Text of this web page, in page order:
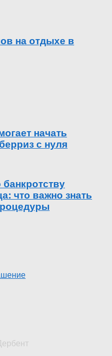
на отдыхе в
начать
с нуля
что важно знать